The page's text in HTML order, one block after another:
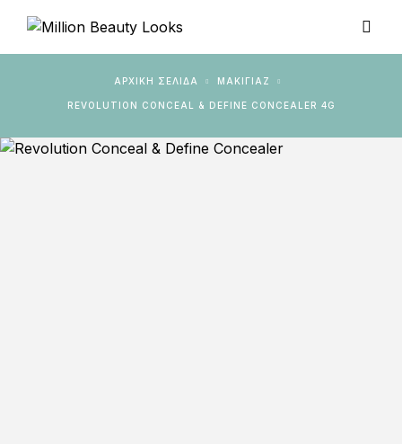
ΑΡΧΙΚΉ ΣΕΛΊΔΑ ΜΑΚΙΓΙΑΖ
REVOLUTION CONCEAL & DEFINE CONCEALER 4G